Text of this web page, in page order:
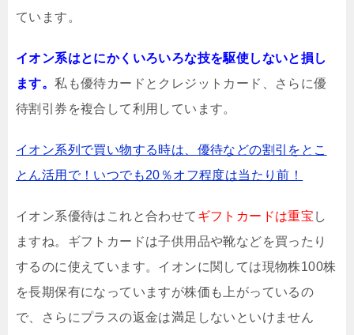
ています。
イオン系はとにかくいろいろな技を駆使しないと損し
ます。私も優待カードとクレジットカード、さらに優
待割引券を複合して利用しています。
イオン系列で買い物する時は、優待などの割引をとこ
とん活用で！いつでも20％オフ程度は当たり前！
イオン系優待はこれと合わせて ギフトカードは重宝 し
ますね。ギフトカードは子供用品や靴などを買ったり
するのに使えています。イオンに関しては現物株100株
を長期保有になっていますが株価も上がっているの
で、さらにプラスの返金は満足しないといけません